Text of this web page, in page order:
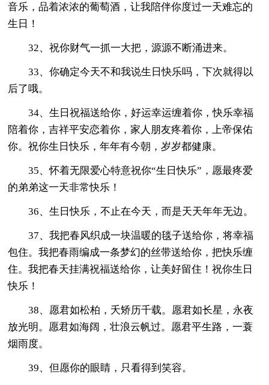
音乐，品着浓浓的葡萄酒，让我陪伴你度过一天难忘的
生日！
32、祝你财气一抓一大把，源源不断涌进来。
33、你确定今天不和我说生日快乐吗，下次就得以
后了哦。
34、生日祝福送给你，好运幸运缠着你，快乐幸福
陪着你，吉祥平安恋着你，家人朋友疼着你，上帝保佑
你。祝你生日快乐，年年有今朝，岁岁都健康。
35、怀着无限爱心特意祝你“生日快乐”，愿最疼爱
的弟弟这一天非常快乐！
36、生日快乐，不止在今天，而是天天年年无边。
37、我把春风织成一块温暖的毯子送给你，将幸福
包住。我把春雨编成一条梦幻的丝带送给你，把快乐缠
住。我把春天挂满祝福送给你，让美好留住！祝你生日
快乐！
38、愿君如松柏，夭矫历千载。愿君如长星，永夜
放光明。愿君如海阔，壮浪云帆过。愿君平生路，一蓑
烟雨度。
39、但愿你的眼睛，只看得到笑容。